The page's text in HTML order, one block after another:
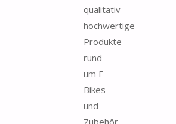
qualitativ
hochwertige
Produkte
rund
um E-
Bikes
und
Zubehör